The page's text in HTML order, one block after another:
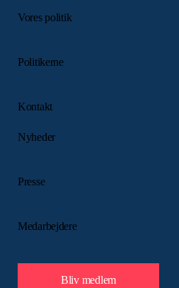
Vores politik
Politikerne
Kontakt
Nyheder
Presse
Medarbejdere
Bliv medlem